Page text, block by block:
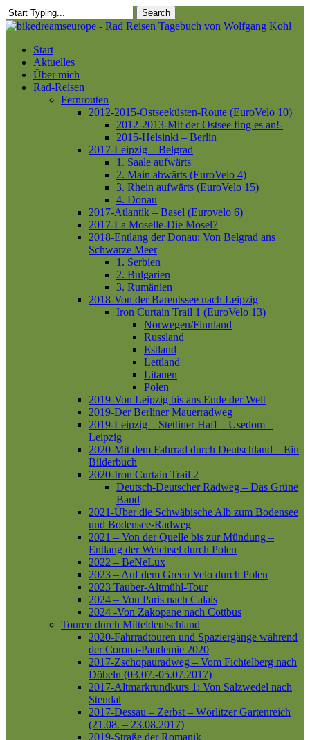
Skip
to
content
Search
Close
Menu
Start
Aktuelles
Über mich
Rad-Reisen
Fernrouten
2012-2015-Ostseeküsten-Route (EuroVelo 10)
2012-2013-Mit der Ostsee fing es an!-
2015-Helsinki – Berlin
2017-Leipzig – Belgrad
1. Saale aufwärts
2. Main abwärts (EuroVelo 4)
3. Rhein aufwärts (EuroVelo 15)
4. Donau
2017-Atlantik – Basel (Eurovelo 6)
2017-La Moselle-Die Mosel7
2018-Entlang der Donau: Von Belgrad ans
Schwarze Meer
1. Serbien
2. Bulgarien
3. Rumänien
2018-Von der Barentssee nach Leipzig
Iron Curtain Trail 1 (EuroVelo 13)
Norwegen/Finnland
Russland
Estland
Lettland
Litauen
Polen
2019-Von Leipzig bis ans Ende der Welt
2019-Der Berliner Mauerradweg
2019-Leipzig – Stettiner Haff – Usedom –
Leipzig
2020-Mit dem Fahrrad durch Deutschland – Ein
Bilderbuch
2020-Iron Curtain Trail 2
Deutsch-Deutscher Radweg – Das Grüne
Band
2021-Über die Schwäbische Alb zum Bodensee
und Bodensee-Radweg
2021 – Von der Quelle bis zur Mündung –
Entlang der Weichsel durch Polen
2022 – BeNeLux
2023 – Auf dem Green Velo durch Polen
2023 Tauber-Altmühl-Tour
2024 – Von Paris nach Calais
2024 -Von Zakopane nach Cottbus
Touren durch Mitteldeutschland
2020-Fahrradtouren und Spaziergänge während
der Corona-Pandemie 2020
2017-Zschopauradweg – Vom Fichtelberg nach
Döbeln (03.07.-05.07.2017)
2017-Altmarkrundkurs 1: Von Salzwedel nach
Stendal
2017-Dessau – Zerbst – Wörlitzer Gartenreich
(21.08. – 23.08.2017)
2019-Straße der Romanik